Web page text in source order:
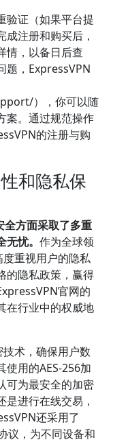
验证（如果平台提
注册和购买后，
情，以备日后查
题，ExpressVPN
），你可以随
案。通过规范操作
的注册与购
和隐私保
方面采取了多重
忧。 作为全球领
重视用户的隐私
的隐私政策，赢得
官网的
在行业中的权威地
术，确保用户数
使用的AES-256加
可为最安全的加密
进行在线交易，
还采用了
议，为不同设备和